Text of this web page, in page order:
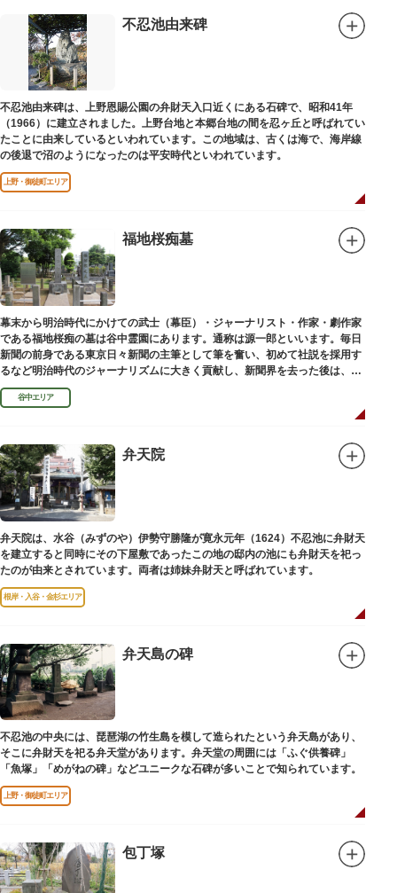
不忍池由来碑
不忍池由来碑は、上野恩賜公園の弁財天入口近くにある石碑で、昭和41年
（1966）に建立されました。上野台地と本郷台地の間を忍ヶ丘と呼ばれてい
たことに由来しているといわれています。この地域は、古くは海で、海岸線
の後退で沼のようになったのは平安時代といわれています。
上野・御徒町エリア
福地桜痴墓
幕末から明治時代にかけての武士（幕臣）・ジャーナリスト・作家・劇作家
である福地桜痴の墓は谷中霊園にあります。通称は源一郎といいます。毎日
新聞の前身である東京日々新聞の主筆として筆を奮い、初めて社説を採用す
るなど明治時代のジャーナリズムに大きく貢献し、新聞界を去った後は、文
学者として活躍しました。
谷中エリア
弁天院
弁天院は、水谷（みずのや）伊勢守勝隆が寛永元年（1624）不忍池に弁財天
を建立すると同時にその下屋敷であったこの地の邸内の池にも弁財天を祀っ
たのが由来とされています。両者は姉妹弁財天と呼ばれています。
根岸・入谷・金杉エリア
弁天島の碑
不忍池の中央には、琵琶湖の竹生島を模して造られたという弁天島があり、
そこに弁財天を祀る弁天堂があります。弁天堂の周囲には「ふぐ供養碑」
「魚塚」「めがねの碑」などユニークな石碑が多いことで知られています。
上野・御徒町エリア
包丁塚